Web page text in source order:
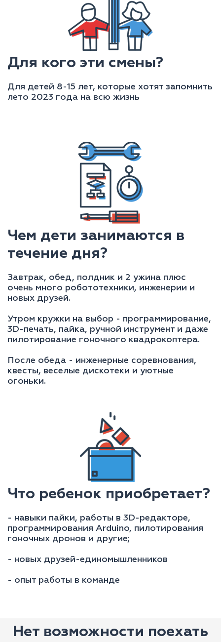
Для кого эти смены?
Для детей 8-15 лет, которые хотят запомнить
лето 2023 года на всю жизнь
Чем дети занимаются в
течение дня?
Завтрак, обед, полдник и 2 ужина плюс
очень много робототехники, инженерии и
новых друзей.
Утром кружки на выбор - программирование,
3D-печать, пайка, ручной инструмент и даже
пилотирование гоночного квадрокоптера.
После обеда - инженерные соревнования,
квесты, веселые дискотеки и уютные
огоньки.
Что ребенок приобретает?
- навыки пайки, работы в 3D-редакторе,
программирования Arduino, пилотирования
гоночных дронов и другие;
- новых друзей-единомышленников
- опыт работы в команде
Нет возможности поехать